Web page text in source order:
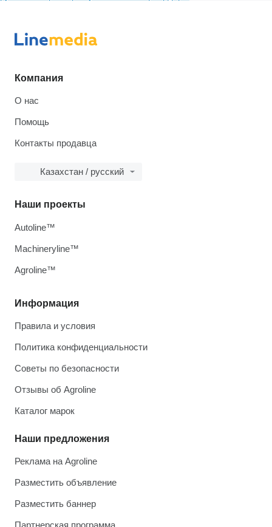
Компания
О нас
Помощь
Контакты продавца
Казахстан / русский
Информация
Правила и условия
Политика конфиденциальности
Советы по безопасности
Отзывы об Agroline
Каталог марок
Наши предложения
Реклама на Agroline
Разместить объявление
Разместить баннер
Партнерская программа
Наши проекты
Autoline™
Machineryline™
Agroline™